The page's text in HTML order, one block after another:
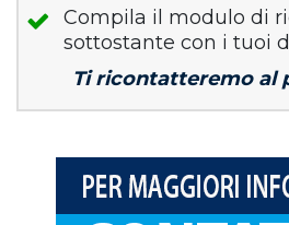
Compila il modulo di
sottostante con i tuoi
Ti ricontatteremo al